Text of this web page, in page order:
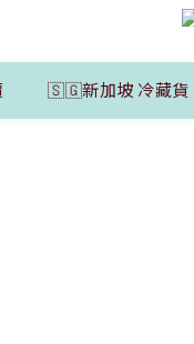
🇸🇬新加坡 冷藏貨